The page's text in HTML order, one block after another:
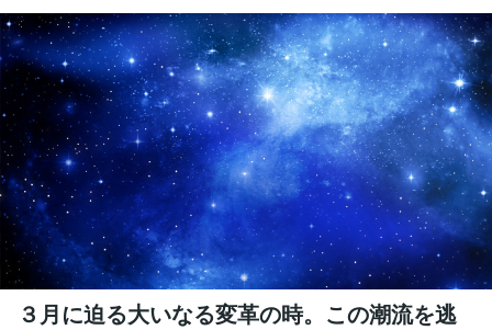
３月に迫る大いなる変革の時。この潮流を逃